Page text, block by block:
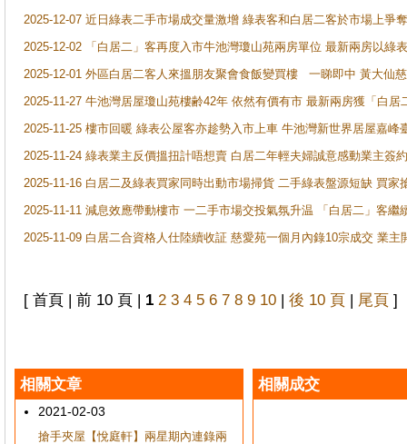
2025-12-07 近日綠表二手市場成交量激增 綠表客和白居二客於市場上
2025-12-02 「白居二」客再度入市牛池灣瓊山苑兩房單位 最新兩房以綠
2025-12-01 外區白居二客人來搵朋友聚會食飯變買樓 一睇即中 黃大仙
2025-11-27 牛池灣居屋瓊山苑樓齢42年 依然有價有市 最新兩房獲「白居
2025-11-25 樓市回暖 綠表公屋客亦趁勢入市上車 牛池灣新世界居屋嘉峰
2025-11-24 綠表業主反價搵扭計唔想賣 白居二年輕夫婦誠意感動業主簽
2025-11-16 白居二及綠表買家同時出動市場掃貨 二手綠表盤源短缺 買
2025-11-11 減息效應帶動樓市 一二手市場交投氣氛升温 「白居二」客
2025-11-09 白居二合資格人仕陸續收証 慈愛苑一個月內錄10宗成交 業
[ 首頁 | 前 10 頁 | 1 2 3 4 5 6 7 8 9 10 | 後 10 頁 | 尾頁 ]
相關文章
2021-02-03
搶手夾屋【悅庭軒】兩星期內連錄兩
相關成交